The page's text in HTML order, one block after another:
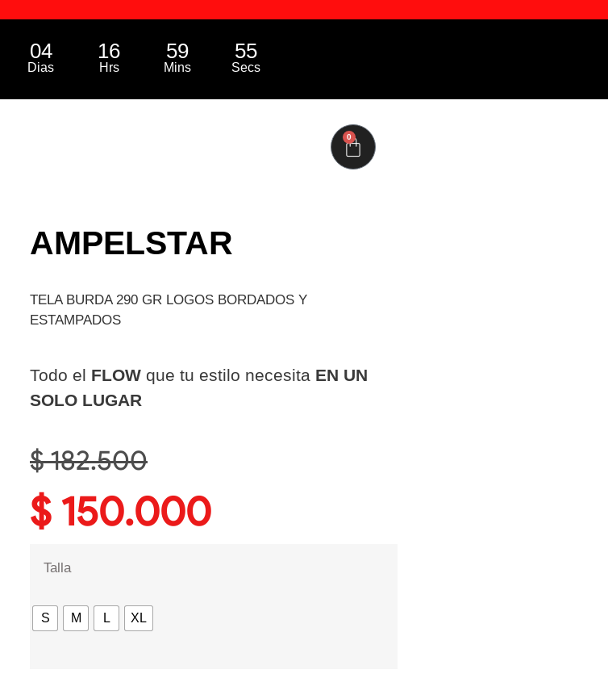
04
Dias
16
Hrs
59
Mins
54
Secs
0
AMPELSTAR
TELA BURDA 290 GR LOGOS BORDADOS Y
ESTAMPADOS
Todo el FLOW que tu estilo necesita EN UN
SOLO LUGAR
$182.500
$150.000
Talla
S M L XL